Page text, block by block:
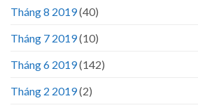
Tháng 8 2019(40)
Tháng 7 2019(10)
Tháng 6 2019(142)
Tháng 2 2019(2)